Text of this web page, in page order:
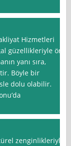
Hizmetleri
güzellikleriyle ön
yanı sıra,
Böyle bir
dolu olabilir.
zenginlikleriyle